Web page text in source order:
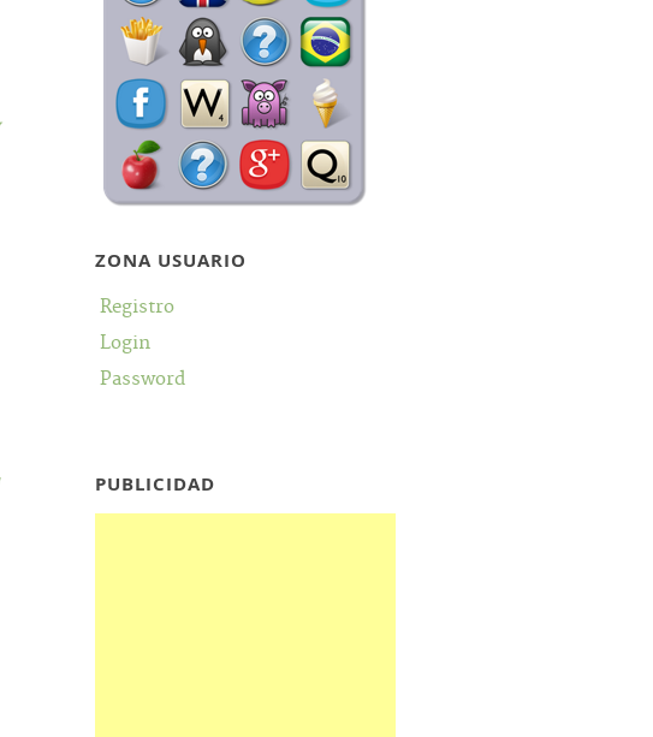
ZONA USUARIO
Registro
Login
Password
PUBLICIDAD